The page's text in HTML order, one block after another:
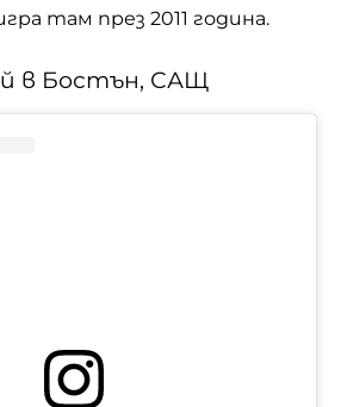
там през 2011 година.
в Бостън, САЩ